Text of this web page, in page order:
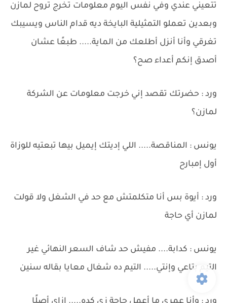
تتعيني عندي وفي نفس اليوم معلومات تخرج تروح لمازن
وبعدين تعملو التمثيلية البايخة ديه قدام الناس ويسيبك
تغرقي وأنا أنزل أطلعك من الماية..... طبعًا عشان
أصدق إنكم أعداء صح؟
ورد : حضرتك تقصد إني خرجت معلومات عن الشركة
لمازن؟
يونس : المناقصة..... اللي إديتك إيميل بيها تبعتيه للوزاة
أول إمبارح
ورد : أيوة بس أنا متكلمتش مع حد في الشغل ولا قولت
لمازن أي حاجة
يونس : كدابة.... مفيش حد شاف السعر النهائي غير
التيم بتاعي وإنتي..... التيم ده شغال معايا بقاله سنين